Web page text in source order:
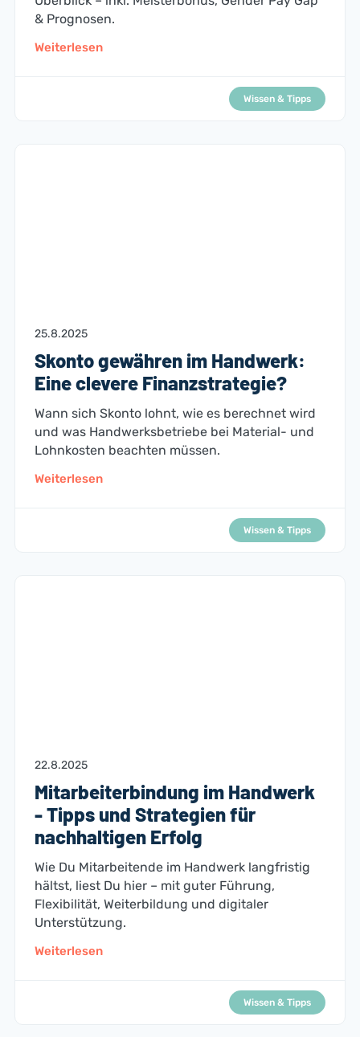
& Prognosen.
Weiterlesen
Wissen & Tipps
25.8.2025
Skonto gewähren im Handwerk:
Eine clevere Finanzstrategie?
Wann sich Skonto lohnt, wie es berechnet wird
und was Handwerksbetriebe bei Material- und
Lohnkosten beachten müssen.
Weiterlesen
Wissen & Tipps
22.8.2025
Mitarbeiterbindung im Handwerk
- Tipps und Strategien für
nachhaltigen Erfolg
Wie Du Mitarbeitende im Handwerk langfristig
hältst, liest Du hier – mit guter Führung,
Flexibilität, Weiterbildung und digitaler
Unterstützung.
Weiterlesen
Wissen & Tipps